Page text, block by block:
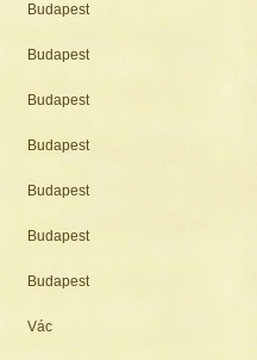
Budapest
Budapest
Budapest
Budapest
Budapest
Budapest
Budapest
Vác